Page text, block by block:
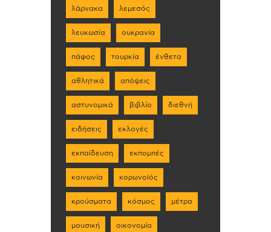
λάρνακα λεμεσός
λευκωσία ουκρανία
πάφος τουρκία ένθετα
αθλητικά απόψεις
αστυνομικά βιβλίο διεθνή
ειδήσεις εκλογές
εκπαίδευση εκπομπές
κοινωνία κορωνοϊός
κρούσματα κόσμος μέτρα
μουσική οικονομία